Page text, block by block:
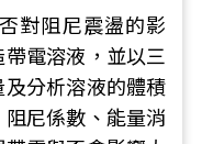
對阻尼震盪的影
電溶液，並以三
分析溶液的體積
尼係數、能量消